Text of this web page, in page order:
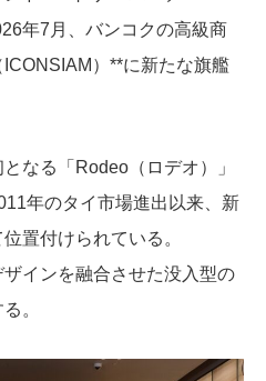
年7月、バンコクの高級商
）**に新たな旗艦
なる「Rodeo（ロデオ）」
年のタイ市場進出以来、新
置付けられている。
インを融合させた没入型の
。